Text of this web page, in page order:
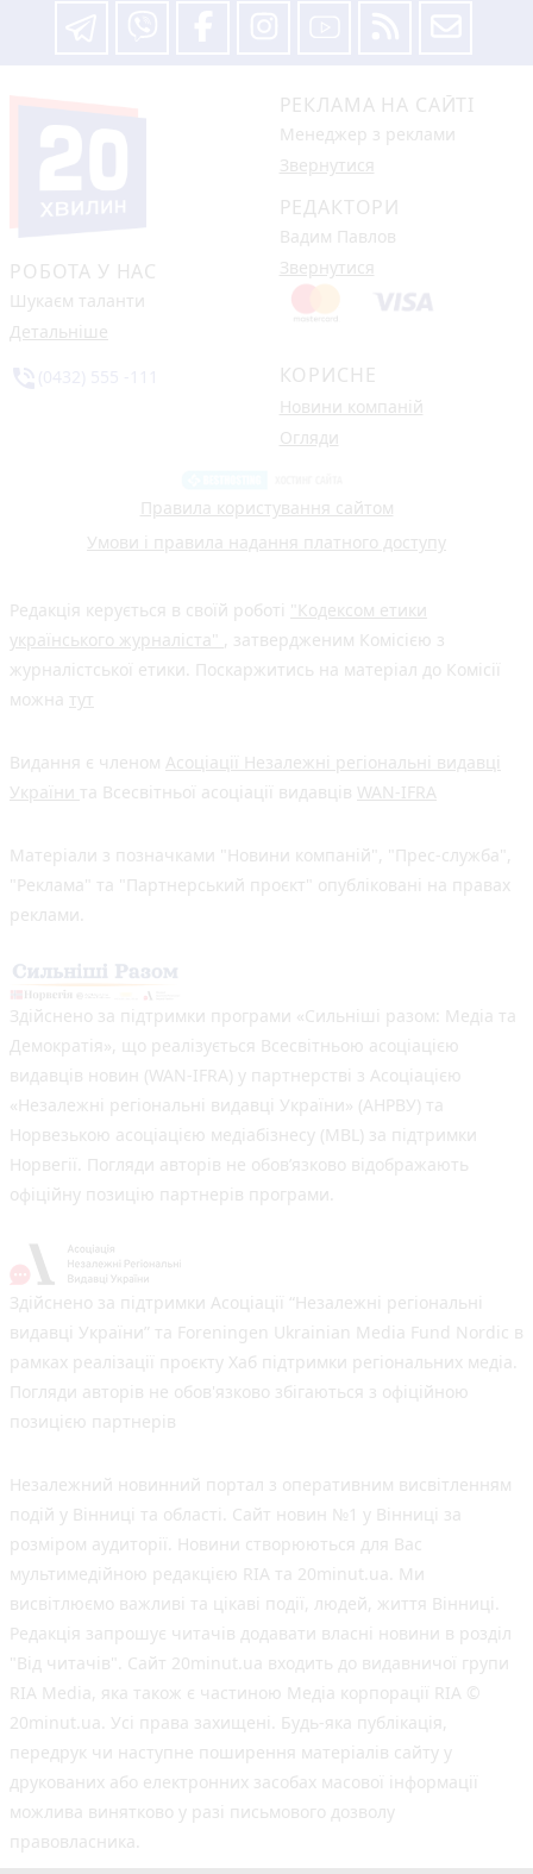
РОБОТА У НАС
Шукаєм таланти
Детальніше
РЕКЛАМА НА САЙТІ
Менеджер з реклами
Звернутися
РЕДАКТОРИ
Вадим Павлов
Звернутися
КОРИСНЕ
Новини компаній
Огляди
Правила користування сайтом
Умови і правила надання платного доступу
Редакція керується в своїй роботі "Кодексом етики
українського журналіста" , затвердженим Комісією з
журналістської етики. Поскаржитись на матеріал до Комісії
можна тут
Видання є членом Асоціації Незалежні регіональні видавці
України та Всесвітньої асоціації видавців WAN-IFRA
Матеріали з позначками "Новини компаній", "Прес-служба",
"Реклама" та "Партнерський проєкт" опубліковані на правах
реклами.
Здійснено за підтримки програми «Сильніші разом: Медіа та
Демократія», що реалізується Всесвітньою асоціацією
видавців новин (WAN-IFRA) у партнерстві з Асоціацією
«Незалежні регіональні видавці України» (АНРВУ) та
Норвезькою асоціацією медіабізнесу (MBL) за підтримки
Норвегії. Погляди авторів не обов’язково відображають
офіційну позицію партнерів програми.
Здійснено за підтримки Асоціації “Незалежні регіональні
видавці України” та Foreningen Ukrainian Media Fund Nordic в
рамках реалізації проєкту Хаб підтримки регіональних медіа.
Погляди авторів не обов'язково збігаються з офіційною
позицією партнерів
Незалежний новинний портал з оперативним висвітленням
подій у Вінниці та області. Сайт новин №1 у Вінниці за
розміром аудиторії. Новини створюються для Вас
мультимедійною редакцією RIA та 20minut.ua. Ми
висвітлюємо важливі та цікаві події, людей, життя Вінниці.
Редакція запрошує читачів додавати власні новини в розділ
"Від читачів". Сайт 20minut.ua входить до видавничої групи
RIA Media, яка також є частиною Медіа корпорації RIA ©
20minut.ua. Усі права захищені. Будь-яка публiкацiя,
передрук чи наступне поширення матеріалів сайту у
друкованих або електронних засобах масової інформації
можлива винятково у разі письмового дозволу
правовласника.